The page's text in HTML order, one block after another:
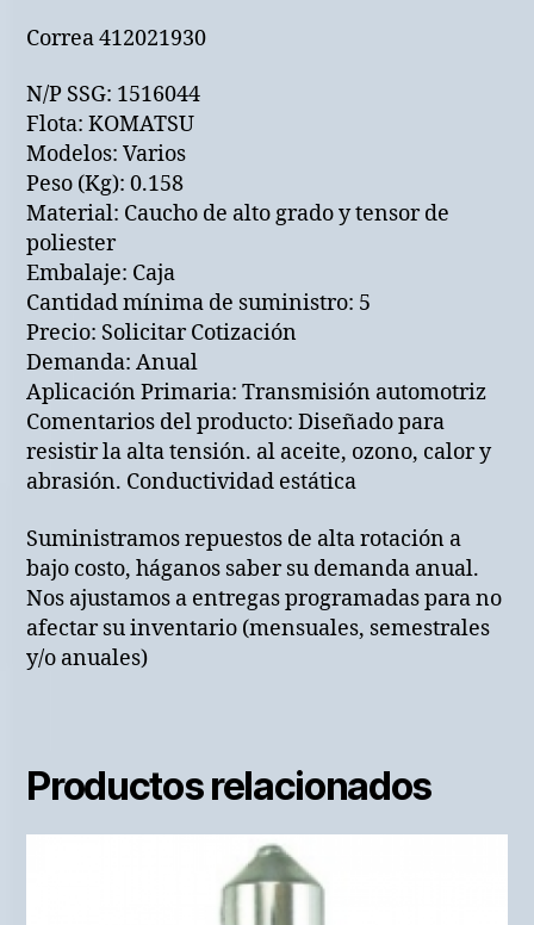
Correa 412021930
N/P SSG: 1516044
Flota: KOMATSU
Modelos: Varios
Peso (Kg): 0.158
Material: Caucho de alto grado y tensor de
poliester
Embalaje: Caja
Cantidad mínima de suministro: 5
Precio: Solicitar Cotización
Demanda: Anual
Aplicación Primaria: Transmisión automotriz
Comentarios del producto: Diseñado para
resistir la alta tensión. al aceite, ozono, calor y
abrasión. Conductividad estática
Suministramos repuestos de alta rotación a
bajo costo, háganos saber su demanda anual.
Nos ajustamos a entregas programadas para no
afectar su inventario (mensuales, semestrales
y/o anuales)
Productos relacionados